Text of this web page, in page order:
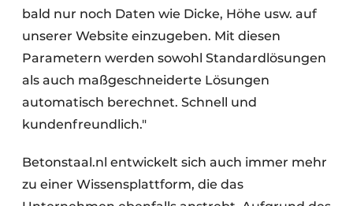
bald nur noch Daten wie Dicke, Höhe usw. auf
unserer Website einzugeben. Mit diesen
Parametern werden sowohl Standardlösungen
als auch maßgeschneiderte Lösungen
automatisch berechnet. Schnell und
kundenfreundlich."
Betonstaal.nl entwickelt sich auch immer mehr
zu einer Wissensplattform, die das